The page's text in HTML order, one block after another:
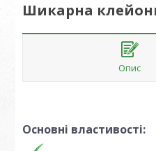
Шикарна
Опис
Основні властивості: